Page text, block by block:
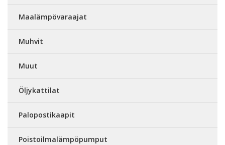
Maalämpövaraajat
Muhvit
Muut
Öljykattilat
Palopostikaapit
Poistoilmalämpöpumput